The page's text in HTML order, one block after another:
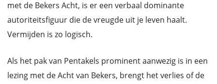
met de Bekers Acht, is er een verbaal dominante
autoriteitsfiguur die de vreugde uit je leven haalt.
Vermijden is zo logisch.
Als het pak van Pentakels prominent aanwezig is in een
lezing met de Acht van Bekers, brengt het verlies of de